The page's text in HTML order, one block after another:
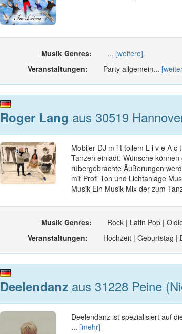
Musik Genres: ... [weitere]
Veranstaltungen:
Party allgemein...
Roger Lang aus 30519
Mobiler DJ m i t tollem L i v e A
Tanzen einlädt. Wünsche
rübergebrachte Äußerungen
mit Profi Ton und Lichtanlage
Musik Ein Musik-Mix der zum
Musik Genres: Rock | Latin Pop |
Veranstaltungen:
Hochzeit | Geburtstag |
Deelendanz aus 31228 Peine
Deelendanz ist spezialisiert auf
... [mehr]